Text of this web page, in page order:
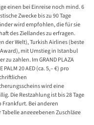
einen bei Einreise noch mind. 6
Zwecke bis zu 90 Tage
wird empfohlen, die für sie
des Ziellandes zu erfragen.
der Welt), Turkish Airlines (beste
mit Umstieg in Istanbul
zu zahlen. Im GRAND PLAZA
PALM 20 AED (ca. 5,– €) pro
wird eine
Die Restzahlung ist bis 28 Tage
Frankfurt. Bei anderen
angegebenen Zuschläge